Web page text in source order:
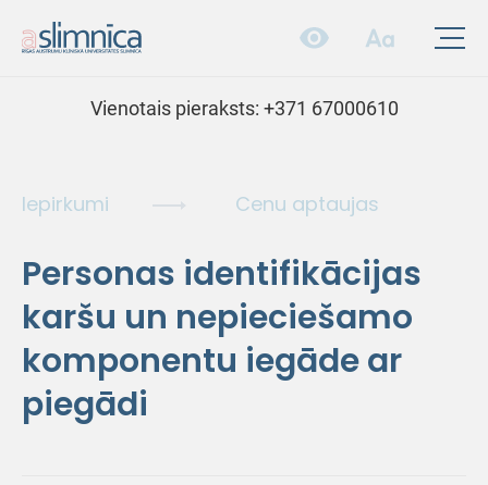
Vienotais pieraksts: +371 67000610
Iepirkumi Cenu aptaujas
Personas identifikācijas
karšu un nepieciešamo
komponentu iegāde ar
piegādi